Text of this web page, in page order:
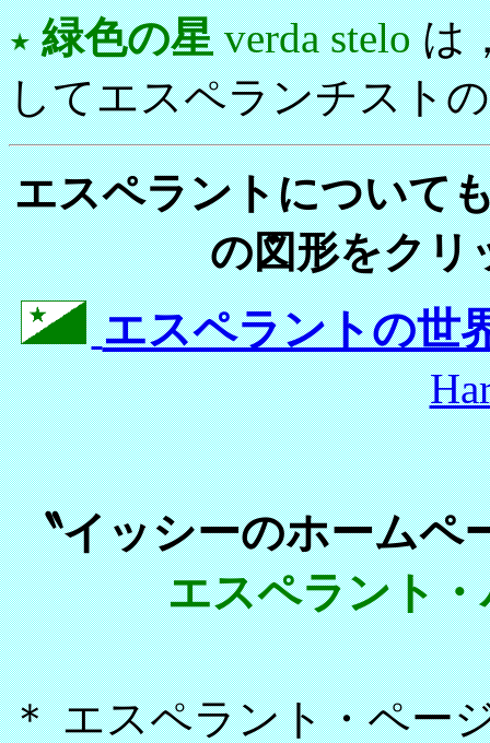
緑色の星verda steloは
してエスペランチスト
エスペラントについて
の図形をクリ
エスペラントの世
〝イッシーのホームペ
エスペラント
＊ エスペラント・ペー